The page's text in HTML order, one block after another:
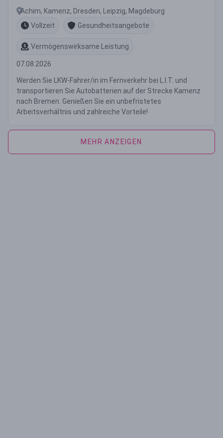
Achim, Kamenz, Dresden, Leipzig, Magdeburg
Vollzeit
Gesundheitsangebote
Vermögenswirksame Leistung
07.08.2026
Werden Sie LKW-Fahrer/in im Fernverkehr bei L.I.T. und
transportieren Sie Autobatterien auf der Strecke Kamenz
nach Bremen. Genießen Sie ein unbefristetes
Arbeitsverhältnis und zahlreiche Vorteile!
MEHR ANZEIGEN